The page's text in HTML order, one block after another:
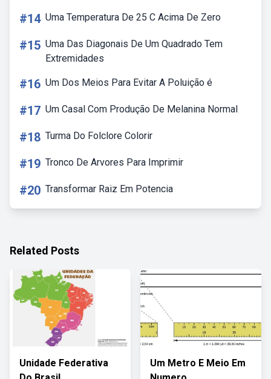
#14 Uma Temperatura De 25 C Acima De Zero
#15 Uma Das Diagonais De Um Quadrado Tem
Extremidades
#16 Um Dos Meios Para Evitar A Poluição é
#17 Um Casal Com Produção De Melanina Normal
#18 Turma Do Folclore Colorir
#19 Tronco De Arvores Para Imprimir
#20 Transformar Raiz Em Potencia
Related Posts
Unidade Federativa
Um Metro E Meio Em